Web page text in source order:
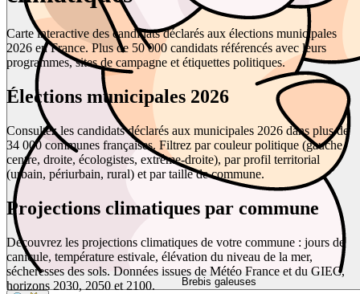
Brebis galeuses
Carte interactive des candidats déclarés aux élections municipales
2026 en France. Plus de 50 000 candidats référencés avec leurs
programmes, sites de campagne et étiquettes politiques.
Élections municipales 2026
Consultez les candidats déclarés aux municipales 2026 dans plus de
34 000 communes françaises. Filtrez par couleur politique (gauche,
centre, droite, écologistes, extrême-droite), par profil territorial
(urbain, périurbain, rural) et par taille de commune.
Projections climatiques par commune
Découvrez les projections climatiques de votre commune : jours de
canicule, température estivale, élévation du niveau de la mer,
sécheresses des sols. Données issues de Météo France et du GIEC,
horizons 2030, 2050 et 2100.